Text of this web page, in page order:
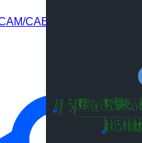
CAE软件教育版